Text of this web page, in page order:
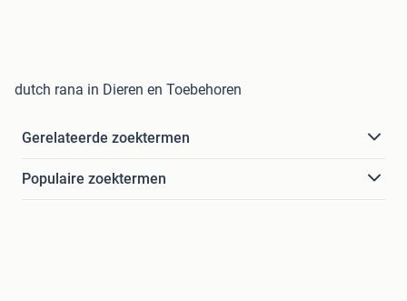
dutch rana in Dieren en Toebehoren
Gerelateerde zoektermen
Populaire zoektermen